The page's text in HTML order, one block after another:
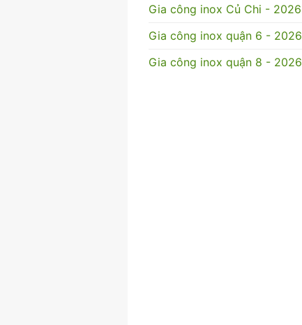
Gia công inox Củ Chi - 2026
Gia công inox quận 6 - 2026
Gia công inox quận 8 - 2026